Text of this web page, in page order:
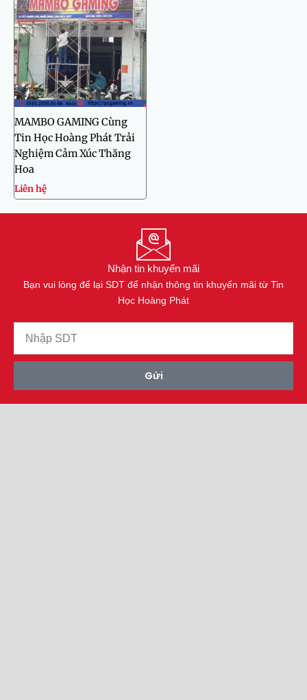
MAMBO GAMING Cùng
Tin Học Hoàng Phát Trải
Nghiệm Cảm Xúc Thăng
Hoa
Liên hệ
Nhận tin khuyến mãi
Bạn vui lòng để lại SDT để nhận thông tin khuyến mãi từ Tin
Học Hoàng Phát
Gửi